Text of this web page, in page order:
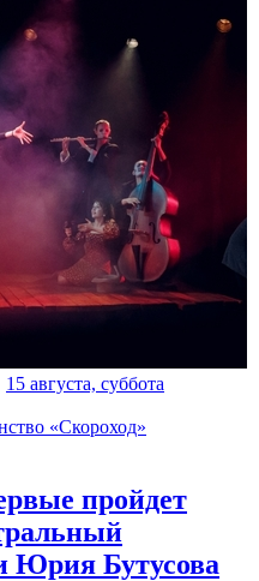
15 августа, суббота
«Скороход»
пройдет
Юрия Бутусова